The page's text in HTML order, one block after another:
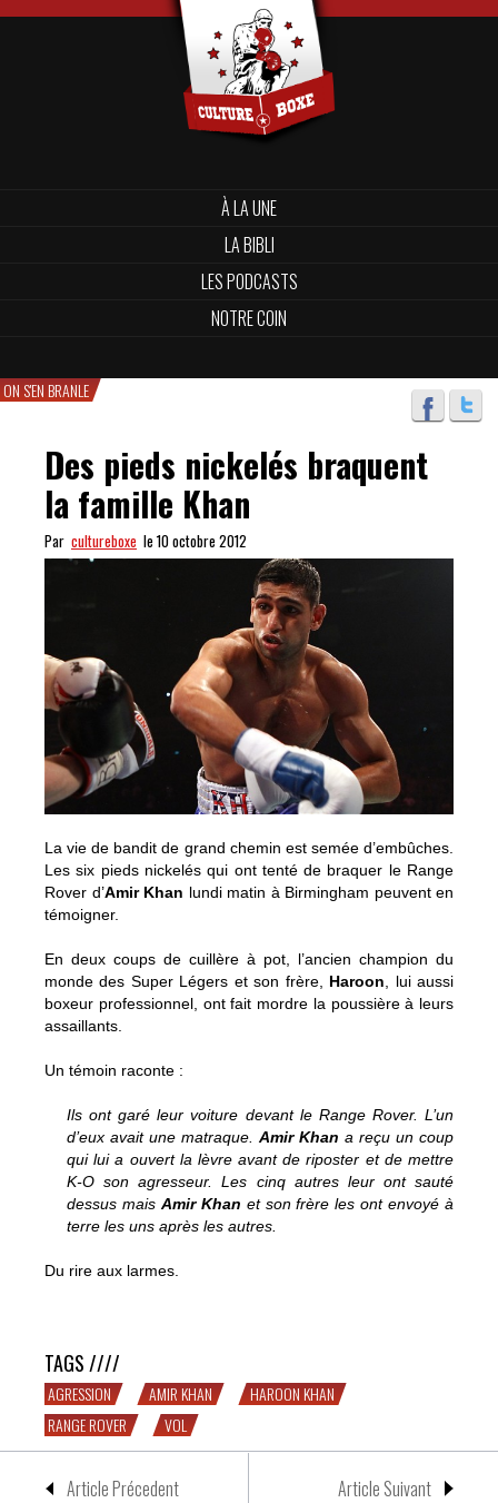
À LA UNE
LA BIBLI
LES PODCASTS
NOTRE COIN
ON S'EN BRANLE
Des pieds nickelés braquent
la famille Khan
Par cultureboxe le 10 octobre 2012
La vie de bandit de grand chemin est semée d’embûches.
Les six pieds nickelés qui ont tenté de braquer le Range
Rover d’Amir Khan lundi matin à Birmingham peuvent en
témoigner.
En deux coups de cuillère à pot, l’ancien champion du
monde des Super Légers et son frère, Haroon , lui aussi
boxeur professionnel, ont fait mordre la poussière à leurs
assaillants.
Un témoin raconte :
Ils ont garé leur voiture devant le Range Rover. L’un
d’eux avait une matraque. Amir Khan a reçu un coup
qui lui a ouvert la lèvre avant de riposter et de mettre
K-O son agresseur. Les cinq autres leur ont sauté
dessus mais Amir Khan et son frère les ont envoyé à
terre les uns après les autres.
Du rire aux larmes.
TAGS ////
AGRESSION AMIR KHAN
HAROON KHAN
RANGE ROVER
VOL
Article Précedent Article Suivant